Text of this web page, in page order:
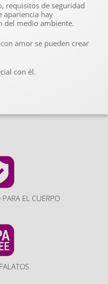
requisitos de seguridad
apariencia hay
del medio ambiente.
amor se pueden crear
con él.
EL CUERPO